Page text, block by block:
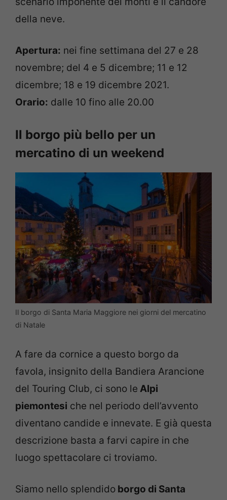
della neve.
Apertura: nei fine settimana del 27 e 28
novembre; del 4 e 5 dicembre; 11 e 12
dicembre; 18 e 19 dicembre 2021.
Orario: dalle 10 fino alle 20.00
Il borgo più bello per un
mercatino di un weekend
Il borgo di Santa Maria Maggiore nei giorni del mercatino
di Natale
A fare da cornice a questo borgo da
favola, insignito della Bandiera Arancione
del Touring Club, ci sono le Alpi
piemontesi che nel periodo dell’avvento
diventano candide e innevate. E già questa
descrizione basta a farvi capire in che
luogo spettacolare ci troviamo.
Siamo nello splendido borgo di Santa